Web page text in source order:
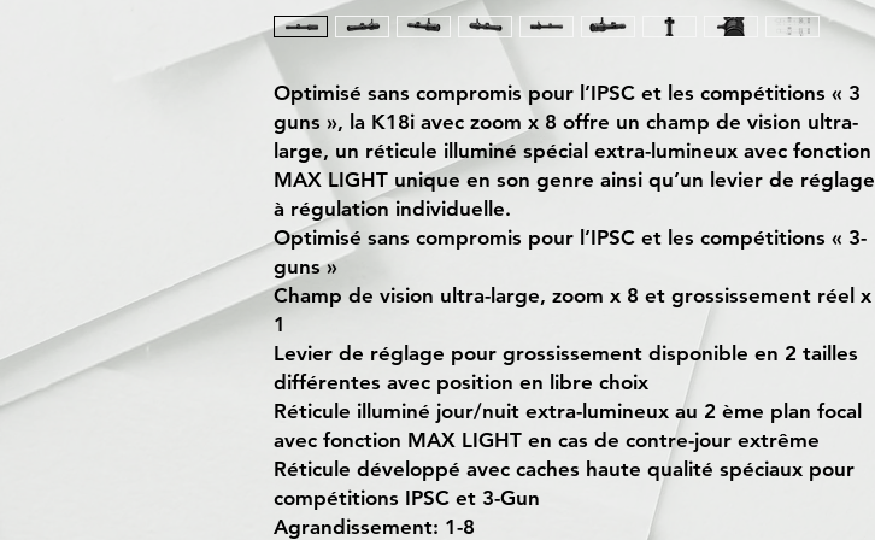
Optimisé sans compromis pour l’IPSC et les compétitions « 3
guns », la K18i avec zoom x 8 offre un champ de vision ultra-
large, un réticule illuminé spécial extra-lumineux avec fonction
MAX LIGHT unique en son genre ainsi qu’un levier de réglage
à régulation individuelle.
Optimisé sans compromis pour l’IPSC et les compétitions « 3-
guns »
Champ de vision ultra-large, zoom x 8 et grossissement réel x
1
Levier de réglage pour grossissement disponible en 2 tailles
différentes avec position en libre choix
Réticule illuminé jour/nuit extra-lumineux au 2 ème plan focal
avec fonction MAX LIGHT en cas de contre-jour extrême
Réticule développé avec caches haute qualité spéciaux pour
compétitions IPSC et 3-Gun
Agrandissement: 1-8